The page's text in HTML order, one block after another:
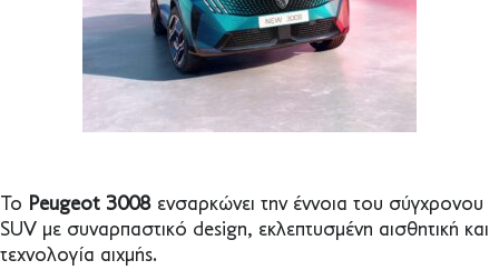
Το Peugeot 3008ενσαρκώνει την έννοια του σύγχρονου
SUV με συναρπαστικό design, εκλεπτυσμένη αισθητική και
τεχνολογία αιχμής.